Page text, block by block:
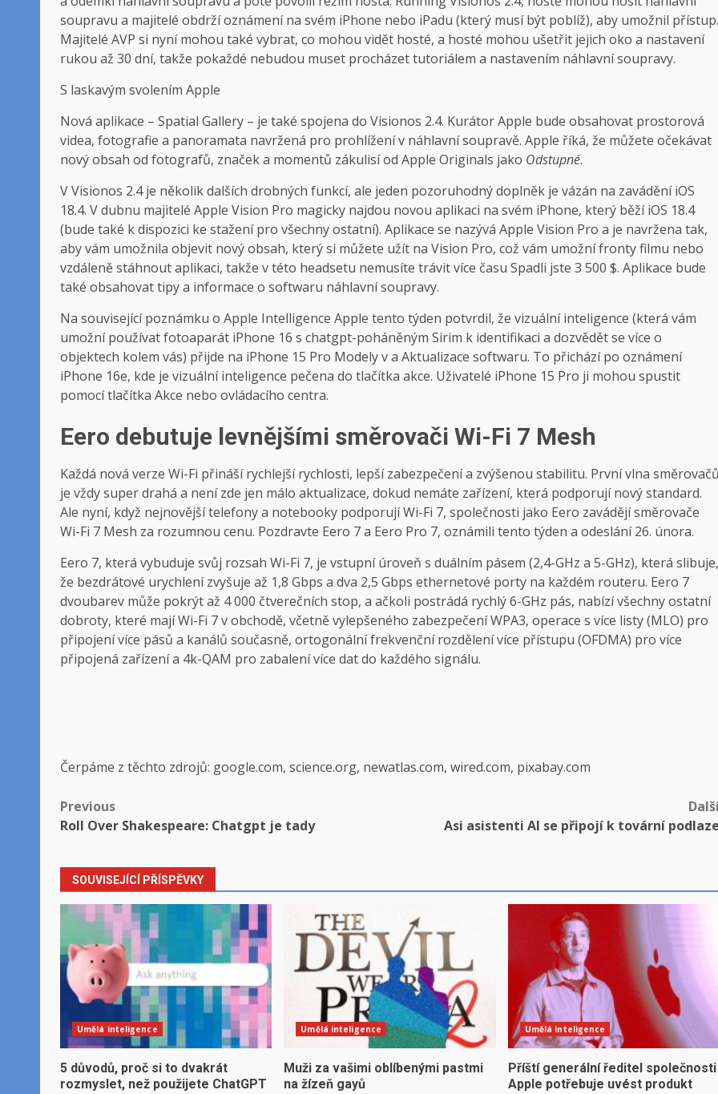
soupravu a majitelé obdrží oznámení na svém iPhone nebo iPadu (který musí být poblíž), aby umožnil přístup.
Majitelé AVP si nyní mohou také vybrat, co mohou vidět hosté, a hosté mohou ušetřit jejich oko a nastavení
rukou až 30 dní, takže pokaždé nebudou muset procházet tutoriálem a nastavením náhlavní soupravy.
S laskavým svolením Apple
Nová aplikace – Spatial Gallery – je také spojena do Visionos 2.4. Kurátor Apple bude obsahovat prostorová
videa, fotografie a panoramata navržená pro prohlížení v náhlavní soupravě. Apple říká, že můžete očekávat
nový obsah od fotografů, značek a momentů zákulisí od Apple Originals jako Odstupné.
V Visionos 2.4 je několik dalších drobných funkcí, ale jeden pozoruhodný doplněk je vázán na zavádění iOS
18.4. V dubnu majitelé Apple Vision Pro magicky najdou novou aplikaci na svém iPhone, který běží iOS 18.4
(bude také k dispozici ke stažení pro všechny ostatní). Aplikace se nazývá Apple Vision Pro a je navržena tak,
aby vám umožnila objevit nový obsah, který si můžete užít na Vision Pro, což vám umožní fronty filmu nebo
vzdáleně stáhnout aplikaci, takže v této headsetu nemusíte trávit více času Spadli jste 3 500 $. Aplikace bude
také obsahovat tipy a informace o softwaru náhlavní soupravy.
Na související poznámku o Apple Intelligence Apple tento týden potvrdil, že vizuální inteligence (která vám
umožní používat fotoaparát iPhone 16 s chatgpt-poháněným Sirim k identifikaci a dozvědět se více o
objektech kolem vás) přijde na iPhone 15 Pro Modely v a Aktualizace softwaru. To přichází po oznámení
iPhone 16e, kde je vizuální inteligence pečena do tlačítka akce. Uživatelé iPhone 15 Pro ji mohou spustit
pomocí tlačítka Akce nebo ovládacího centra.
Eero debutuje levnějšími směrovači Wi-Fi 7 Mesh
Každá nová verze Wi-Fi přináší rychlejší rychlosti, lepší zabezpečení a zvýšenou stabilitu. První vlna
je vždy super drahá a není zde jen málo aktualizace, dokud nemáte zařízení, která podporují nový standard.
Ale nyní, když nejnovější telefony a notebooky podporují Wi-Fi 7, společnosti jako Eero zavádějí směrovače
Wi-Fi 7 Mesh za rozumnou cenu. Pozdravte Eero 7 a Eero Pro 7, oznámili tento týden a odeslání 26. února.
Eero 7, která vybuduje svůj rozsah Wi-Fi 7, je vstupní úroveň s duálním pásem (2,4-GHz a 5-GHz), která slibuje,
že bezdrátové urychlení zvyšuje až 1,8 Gbps a dva 2,5 Gbps ethernetové porty na každém routeru. Eero 7
dvoubarev může pokrýt až 4 000 čtverečních stop, a ačkoli postrádá rychlý 6-GHz pás, nabízí všechny ostatní
dobroty, které mají Wi-Fi 7 v obchodě, včetně vylepšeného zabezpečení WPA3, operace s více listy (MLO) pro
připojení více pásů a kanálů současně, ortogonální frekvenční rozdělení více přístupu (OFDMA) pro více
připojená zařízení a 4k-QAM pro zabalení více dat do každého signálu.
Čerpáme z těchto zdrojů: google.com, science.org, newatlas.com, wired.com, pixabay.com
Post
navigation
Previous
Roll Over Shakespeare: Chatgpt je tady
Asi asistenti AI se připojí k tovární
SOUVISEJÍCÍ PŘÍSPĚVKY
Umělá inteligence
5 důvodů, proč si to dvakrát
rozmyslet, než použijete ChatGPT
Umělá inteligence
Muži za vašimi oblíbenými pastmi
na žízeň gayů
Umělá inteligence
Příští generální ředitel společnosti
Apple potřebuje uvést produkt